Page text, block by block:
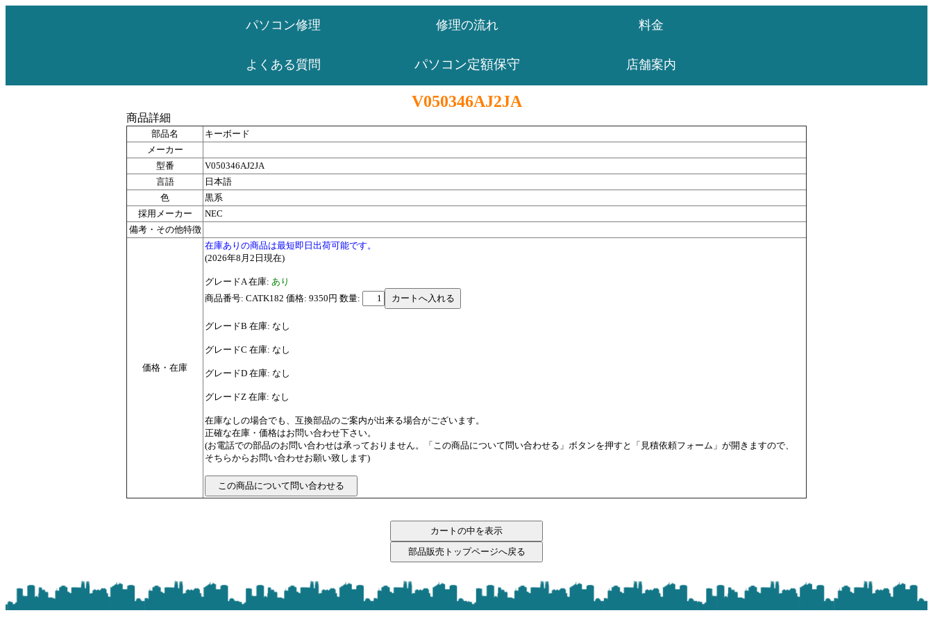
パソコン修理 修理の流れ 料金
よくある質問 パソコン定額保守 店舗案内
V050346AJ2JA
商品詳細
部品名
キーボード
メーカー
型番
V050346AJ2JA
言語
日本語
色
黒系
採用メーカー
NEC
備考・その他特徴
価格・在庫
在庫ありの商品は最短即日出荷可能です。
(2026年8月2日現在)
グレードA 在庫: あり
商品番号: CATK182 価格: 9350円 数量:
グレードB 在庫: なし
グレードC 在庫: なし
グレードD 在庫: なし
グレードZ 在庫: なし
在庫なしの場合でも、互換部品のご案内が出来る場合がございます。
正確な在庫・価格はお問い合わせ下さい。
(お電話での部品のお問い合わせは承っておりません。「この商品について問い合わせる」ボタンを押すと「見積依頼フォーム」が開きますので、
そちらからお問い合わせお願い致します)